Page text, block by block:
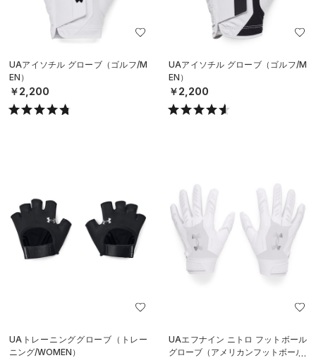
UAアイソチル グローブ（ゴルフ/M
EN）
￥2,200
UAアイソチル グローブ（ゴルフ/M
EN）
￥2,200
UAトレーニンググローブ（トレー
ニング/WOMEN）
UAエフナイン ニトロ フットボール
グローブ（アメリカンフットボール/